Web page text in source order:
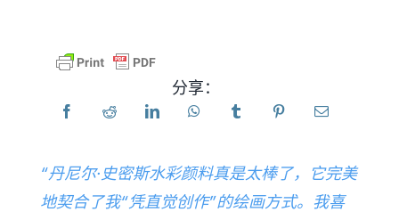
博客
分享：
“丹尼尔·史密斯水彩颜料真是太棒了，它完美
地契合了我“凭直觉创作”的绘画方式。我喜